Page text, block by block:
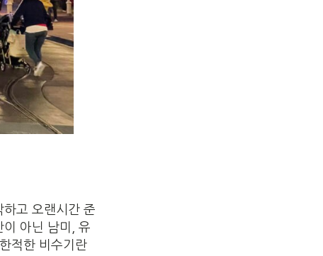
고 오랜시간 준
이 아닌 남미, 유
적한 비수기란